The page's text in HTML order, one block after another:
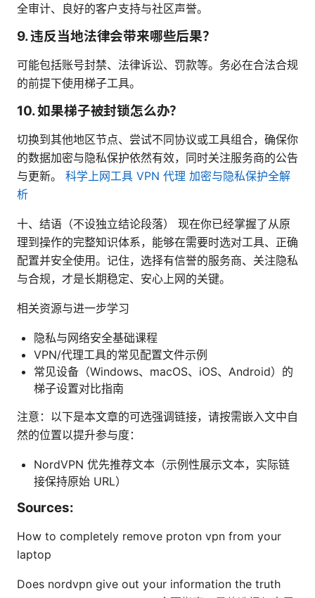
全审计、良好的客户支持与社区声誉。
9. 违反当地法律会带来哪些后果？
可能包括账号封禁、法律诉讼、罚款等。务必在合法合规
的前提下使用梯子工具。
10. 如果梯子被封锁怎么办？
切换到其他地区节点、尝试不同协议或工具组合，确保你
的数据加密与隐私保护依然有效，同时关注服务商的公告
与更新。 科学上网工具 VPN 代理 加密与隐私保护全解
析
十、结语（不设独立结论段落） 现在你已经掌握了从原
理到操作的完整知识体系，能够在需要时选对工具、正确
配置并安全使用。记住，选择有信誉的服务商、关注隐私
与合规，才是长期稳定、安心上网的关键。
相关资源与进一步学习
隐私与网络安全基础课程
VPN/代理工具的常见配置文件示例
常见设备（Windows、macOS、iOS、Android）的
梯子设置对比指南
注意：以下是本文章的可选强调链接，请按需嵌入文中自
然的位置以提升参与度：
NordVPN 优先推荐文本（示例性展示文本，实际链
接保持原始 URL）
Sources:
How to completely remove proton vpn from your
laptop
Does nordvpn give out your information the truth